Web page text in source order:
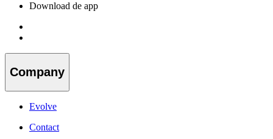
Download de app
Company
Evolve
Contact